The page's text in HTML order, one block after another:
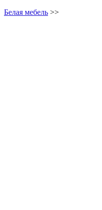
Белая мебель >>